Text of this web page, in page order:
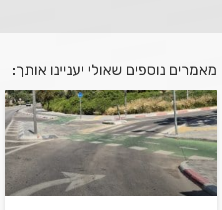
אני מאשר/ת קבלת דיוור במייל ושימוש בפרטים בהתאם
למדיניות הפרטיות
מאמרים נוספים שאולי יעניינו אותך: